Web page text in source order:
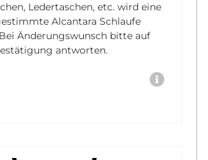
Ledertaschen, etc. wird eine
Alcantara Schlaufe
Änderungswunsch bitte auf
antworten.